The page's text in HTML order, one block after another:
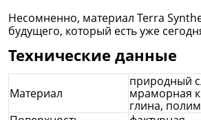
Несомненно, материал Terra
будущего, который есть уже
Технические данные
Материал
природный
мраморная
глина,